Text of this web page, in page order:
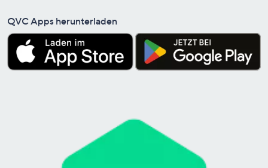
QVC Apps herunterladen